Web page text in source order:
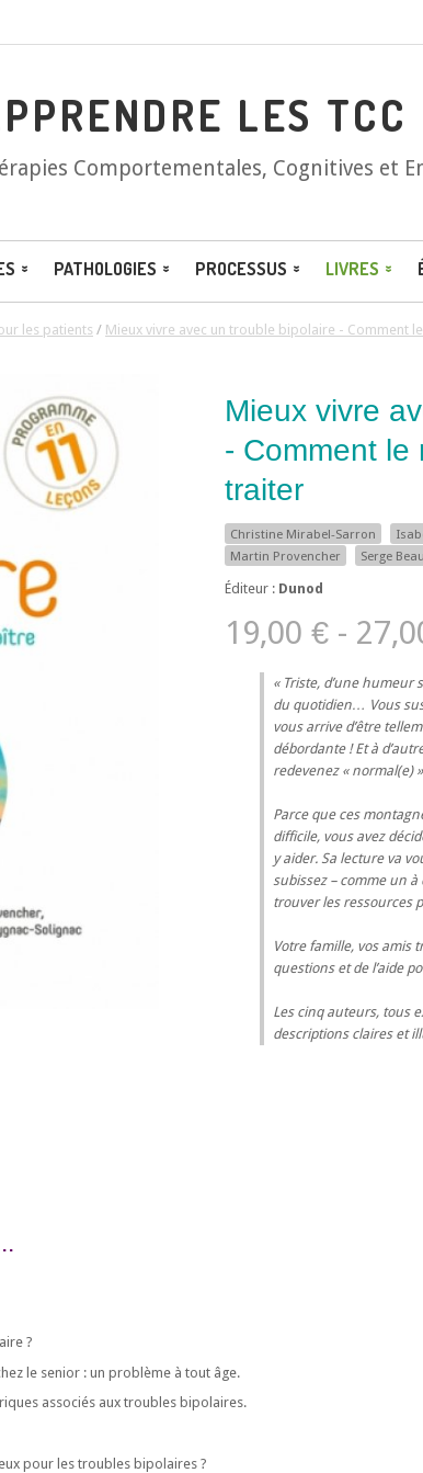
LES TCC
Comportementales, Cognitives et
PATHOLOGIES PROCESSUS LIVRES
les patients / Mieux vivre avec un trouble bipolaire - Comment
Mieux vivre
- Comment le
traiter
Christine Mirabel-Sarron
Martin Provencher
Serge
Éditeur : Dunod
19,00 € -
Triste, d’une humeur
du quotidien… Vous
vous arrive d’être
débordante ! Et à
redevenez « normal(e)
Parce que ces
difficile, vous avez
y aider. Sa lecture va
subissez – comme un
trouver les ressources
Votre famille, vos amis
questions et de l’aide
Les cinq auteurs, tous
descriptions claires et
?
le senior : un problème à tout âge.
associés aux troubles bipolaires.
pour les troubles bipolaires ?